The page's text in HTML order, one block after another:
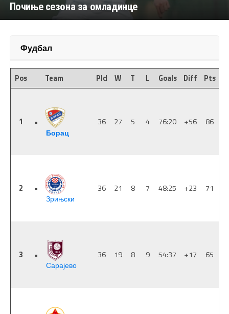
Почиње сезона за омладинце
Фудбал